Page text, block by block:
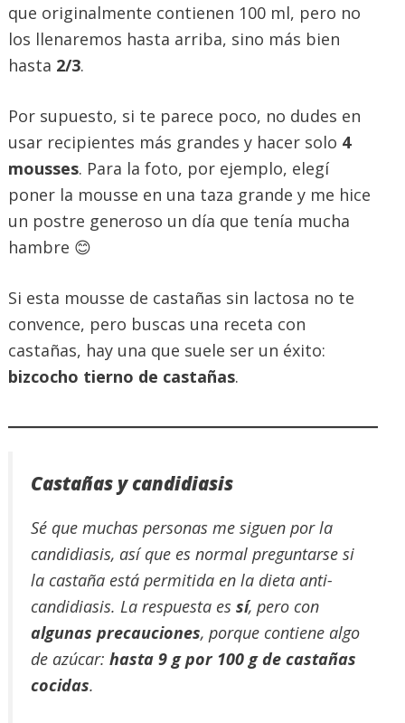
que originalmente contienen 100 ml, pero no
los llenaremos hasta arriba, sino más bien
hasta 2/3.
Por supuesto, si te parece poco, no dudes en
usar recipientes más grandes y hacer solo 4
mousses. Para la foto, por ejemplo, elegí
poner la mousse en una taza grande y me hice
un postre generoso un día que tenía mucha
hambre 😊
Si esta mousse de castañas sin lactosa no te
convence, pero buscas una receta con
castañas, hay una que suele ser un éxito:
bizcocho tierno de castañas.
Castañas y candidiasis
Sé que muchas personas me siguen por la
candidiasis, así que es normal preguntarse si
la castaña está permitida en la dieta anti-
candidiasis. La respuesta es sí, pero con
algunas precauciones, porque contiene algo
de azúcar: hasta 9 g por 100 g de castañas
cocidas.